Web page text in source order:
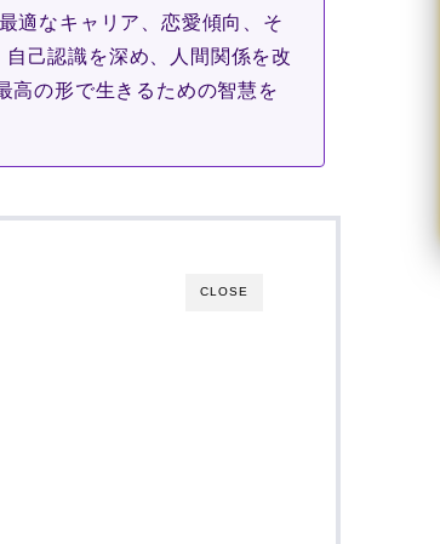
適なキャリア、恋愛傾向、そ
己認識を深め、人間関係を改
高の形で生きるための智慧を
CLOSE